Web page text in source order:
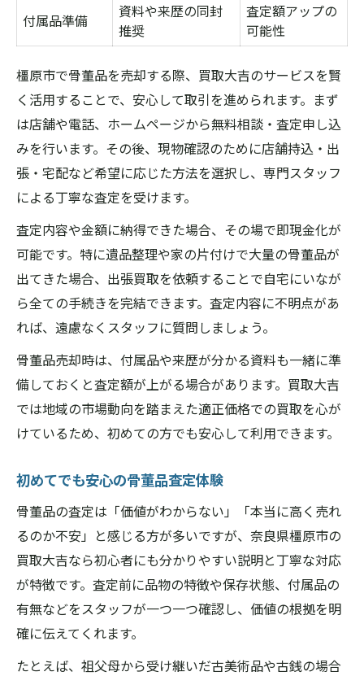
出張査定を活用した安心の流れ
初めての骨董品売却も橿原市なら安心
奈良県橿原市買取大吉が選ばれる理由一覧
初心者でも分かる買取依頼の流れ
初回でも安心の無料査定体験談
骨董品売却前に知っておくべき注意点
買取大吉利用者の声と評判まとめ
専門家による骨董品無料査定の魅力
専門家による査定サービス比較表
奈良県橿原市買取大吉の鑑定士が解説
無料査定が選ばれる理由とメリット
プロが教える価値を高めるポイント
安心して任せられる査定の流れ
奈良県橿原市買取大吉で叶う手軽売却
買取大吉で選べる売却方法一覧
即日現金化が可能な手続きの流れ
手間なく売却できるサービスの魅力
買取大吉利用時の注意点と対策
付属品準備
資料や来歴の同封
推奨
査定額アップの
可能性
橿原市で骨董品を売却する際、買取大吉のサービスを賢
く活用することで、安心して取引を進められます。まず
は店舗や電話、ホームページから無料相談・査定申し込
みを行います。その後、現物確認のために店舗持込・出
張・宅配など希望に応じた方法を選択し、専門スタッフ
による丁寧な査定を受けます。
査定内容や金額に納得できた場合、その場で即現金化が
可能です。特に遺品整理や家の片付けで大量の骨董品が
出てきた場合、出張買取を依頼することで自宅にいなが
ら全ての手続きを完結できます。査定内容に不明点があ
れば、遠慮なくスタッフに質問しましょう。
骨董品売却時は、付属品や来歴が分かる資料も一緒に準
備しておくと査定額が上がる場合があります。買取大吉
では地域の市場動向を踏まえた適正価格での買取を心が
けているため、初めての方でも安心して利用できます。
初めてでも安心の骨董品査定体験
骨董品の査定は「価値がわからない」「本当に高く売れ
るのか不安」と感じる方が多いですが、奈良県橿原市の
買取大吉なら初心者にも分かりやすい説明と丁寧な対応
が特徴です。査定前に品物の特徴や保存状態、付属品の
有無などをスタッフが一つ一つ確認し、価値の根拠を明
確に伝えてくれます。
たとえば、祖父母から受け継いだ古美術品や古銭の場合